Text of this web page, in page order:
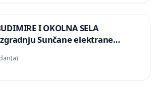
I OKOLNA SELA
Sunčane elektrane
Ugljana